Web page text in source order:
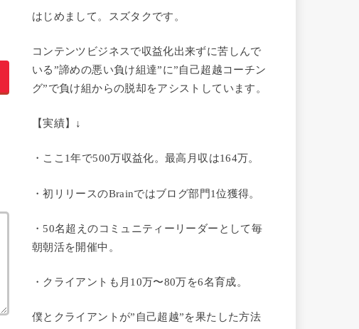
はじめまして。スズタクです。
コンテンツビジネスで収益化出来ずに苦しんで
いる”諦めの悪い負け組達”に”自己超越コーチン
グ”で負け組からの脱却をアシストしています。
【実績】↓
・ここ1年で500万収益化。最高月収は164万。
・初リリースのBrainではブログ部門1位獲得。
・50名超えのコミュニティーリーダーとして毎
朝朝活を開催中。
・クライアントも月10万〜80万を6名育成。
僕とクライアントが”自己超越”を果たした方法